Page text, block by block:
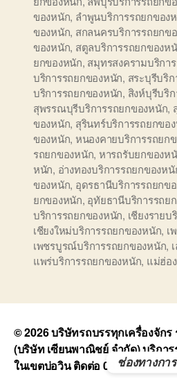
ของหนัก, ลำพูนบริการรถยกของ
ของหนัก, สกลนครบริการรถยกข
ของหนัก, สตูลบริการรถยกของห
ยกของหนัก, สมุทรสงครามบริกา
บริการรถยกของหนัก, สระบุรีบริ
บริการรถยกของหนัก, สิงห์บุรีบริ
สุพรรณบุรีบริการรถยกของหนัก,
ของหนัก, สุรินทร์บริการรถยกขอ
ของหนัก, หนองคายบริการรถยก
รถยกของหนัก, หารถรับยกของห
หนัก, อ่างทองบริการรถยกของห
ของหนัก, อุดรธานีบริการรถยกข
ยกของหนัก, อุทัยธานีบริการรถย
บริการรถยกของหนัก, เชียงราย
เชียงใหม่บริการรถยกของหนัก, เ
เพชรบูรณ์บริการรถยกของหนัก,
แพร่บริการรถยกของหนัก, แม่ฮ่อ
© 2026บริษัทรถบรรทุกเครื่องจักร
(บริษัท เซียนพาณิชย์ จำกัด) บริการ
ในเขตบ่อวิน ติดต่อ 0818900005
ช่องทางกา